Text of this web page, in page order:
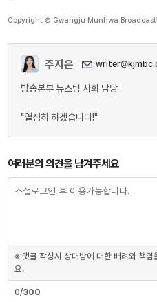
Copyright © Gwangju Munhwa
주지은
방송본부 뉴스팀 사회 담당
"열심히 하겠습니다!"
여러분의 의견을 남겨주세요
※ 댓글 작성시 상대방에 대한 배려와 책
요.
0/300